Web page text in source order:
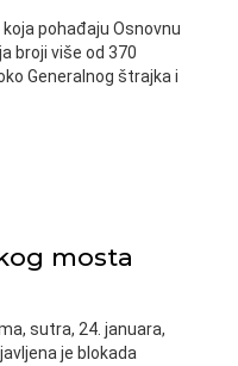
pohađaju Osnovnu
broji više od 370
Generalnog štrajka i
mosta
sutra, 24. januara,
je blokada